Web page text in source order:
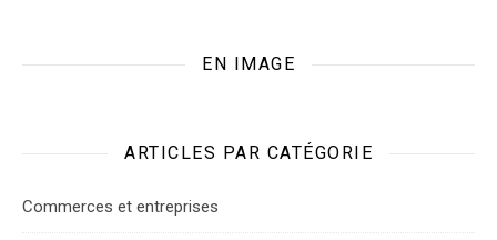
EN IMAGE
ARTICLES PAR CATÉGORIE
Commerces et entreprises